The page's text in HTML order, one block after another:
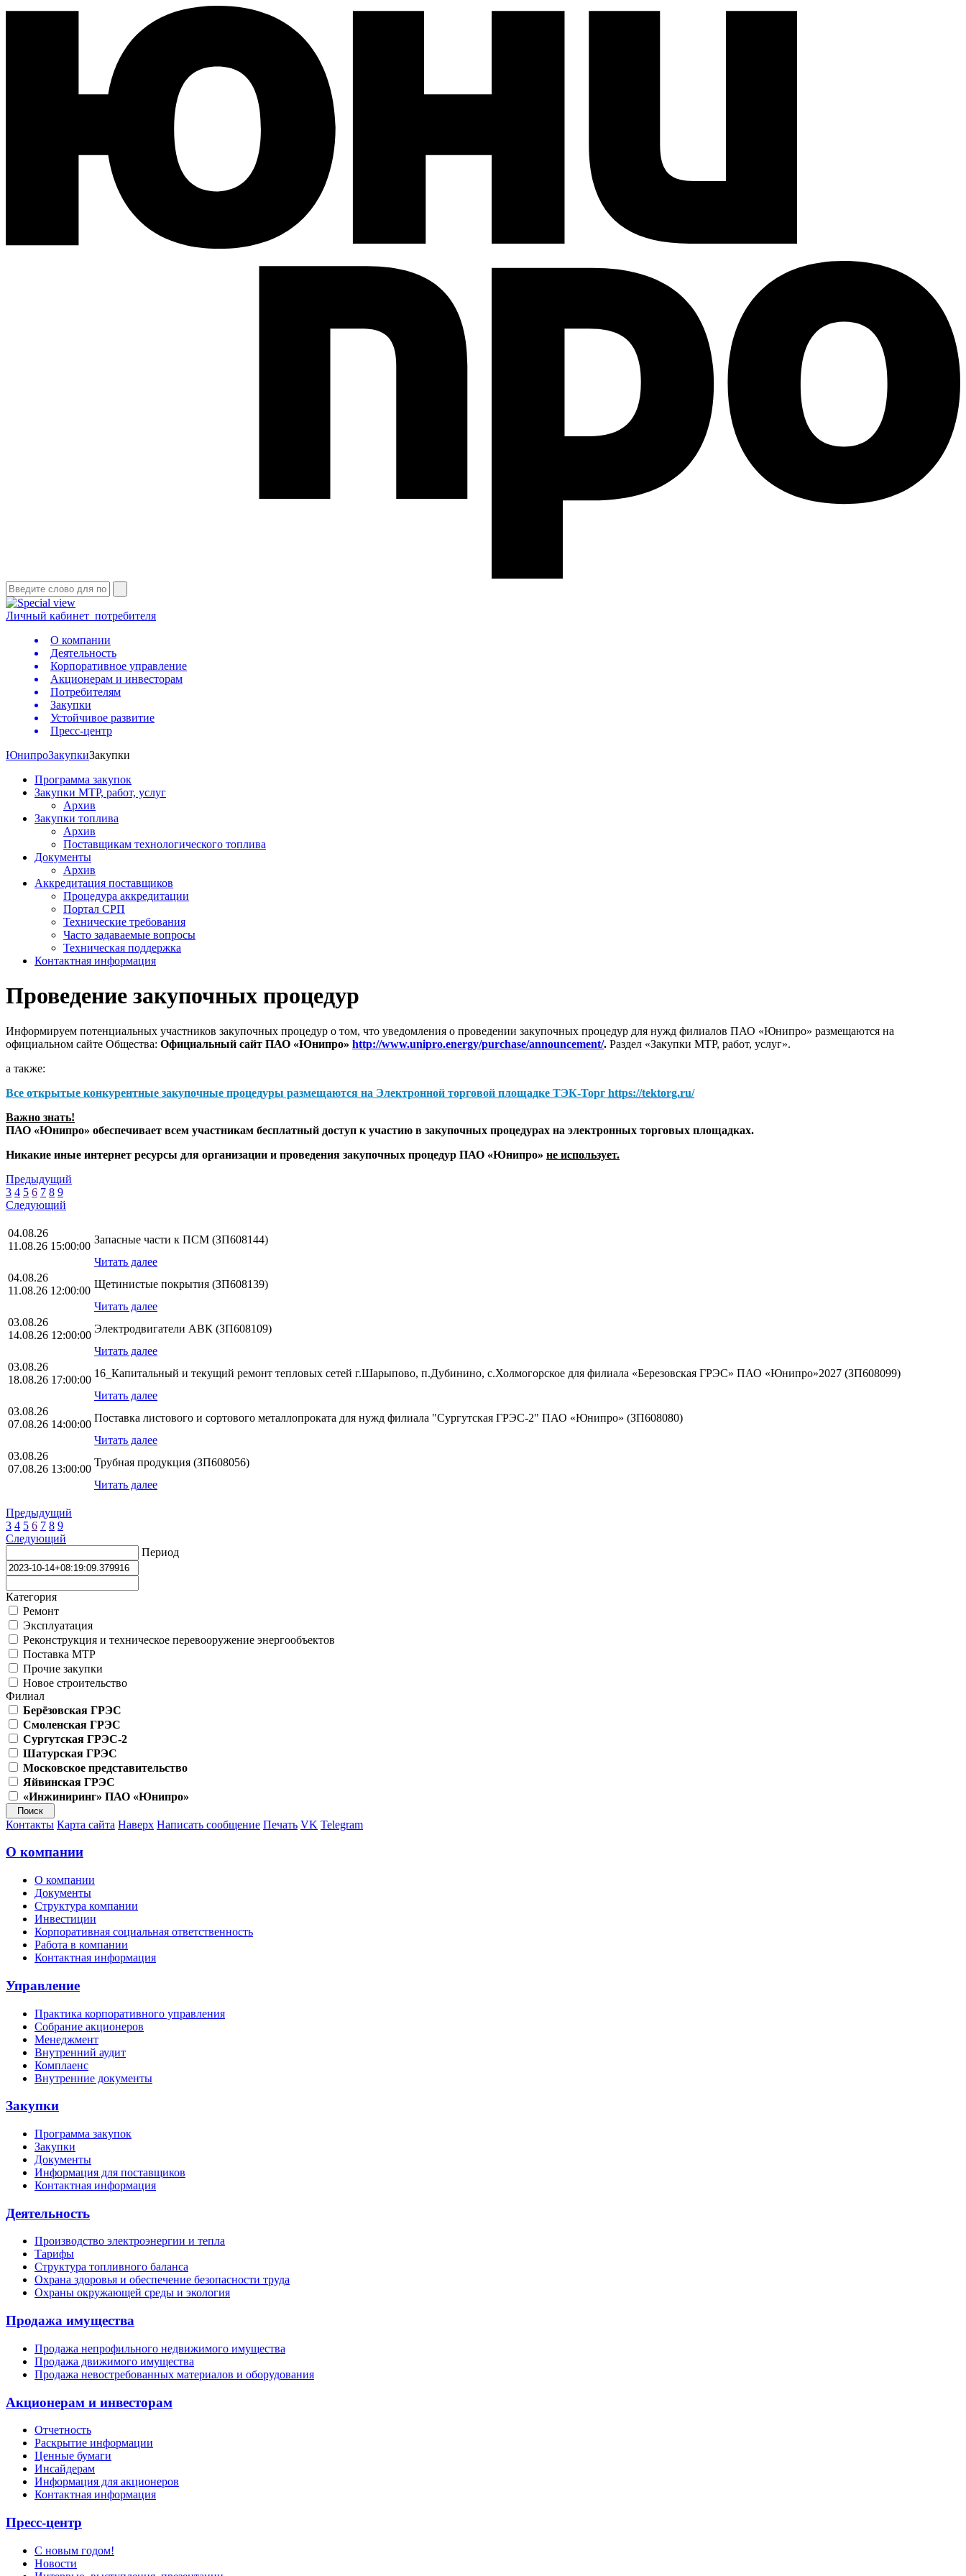
Личный кабинет потребителя
О компании
Деятельность
Корпоративное управление
Акционерам и инвесторам
Потребителям
Закупки
Устойчивое развитие
Пресс-центр
ЮнипроЗакупкиЗакупки
Программа закупок
Закупки МТР, работ, услуг
Архив
Закупки топлива
Архив
Поставщикам технологического топлива
Документы
Архив
Аккредитация поставщиков
Процедура аккредитации
Портал СРП
Технические требования
Часто задаваемые вопросы
Техническая поддержка
Контактная информация
Проведение закупочных процедур
Информируем потенциальных участников закупочных процедур о том, что уведомления о проведении закупочных процедур для нужд филиалов ПАО «Юнипро» размещаются на
официальном сайте Общества: Официальный сайт ПАО «Юнипро» http://www.unipro.energy/purchase/announcement/. Раздел «Закупки МТР, работ, услуг».
а также:
Все открытые конкурентные закупочные процедуры размещаются на Электронной торговой площадке ТЭК-Торг https://tektorg.ru/
Важно знать!
ПАО «Юнипро» обеспечивает всем участникам бесплатный доступ к участию в закупочных процедурах на электронных торговых площадках.
Никакие иные интернет ресурсы для организации и проведения закупочных процедур ПАО «Юнипро» не использует.
Предыдущий
3 4 5 6 7 8 9
Следующий
04.08.26
11.08.26 15:00:00
Запасные части к ПСМ (ЗП608144)
Читать далее
04.08.26
11.08.26 12:00:00
Щетинистые покрытия (ЗП608139)
Читать далее
03.08.26
14.08.26 12:00:00
Электродвигатели АВК (ЗП608109)
Читать далее
03.08.26
18.08.26 17:00:00
16_Капитальный и текущий ремонт тепловых сетей г.Шарыпово, п.Дубинино, с.Холмогорское для филиала «Березовская ГРЭС» ПАО «Юнипро»2027 (ЗП608099)
Читать далее
03.08.26
07.08.26 14:00:00
Поставка листового и сортового металлопроката для нужд филиала "Сургутская ГРЭС-2" ПАО «Юнипро» (ЗП608080)
Читать далее
03.08.26
07.08.26 13:00:00
Трубная продукция (ЗП608056)
Читать далее
Предыдущий
3 4 5 6 7 8 9
Следующий
Период
Категория
Ремонт
Эксплуатация
Реконструкция и техническое перевооружение энергообъектов
Поставка МТР
Прочие закупки
Новое строительство
Филиал
Берёзовская ГРЭС
Смоленская ГРЭС
Сургутская ГРЭС-2
Шатурская ГРЭС
Московское представительство
Яйвинская ГРЭС
«Инжиниринг» ПАО «Юнипро»
Контакты Карта сайта Наверх Написать сообщение Печать VK Telegram
О компании
О компании
Документы
Структура компании
Инвестиции
Корпоративная социальная ответственность
Работа в компании
Контактная информация
Управление
Практика корпоративного управления
Собрание акционеров
Менеджмент
Внутренний аудит
Комплаенс
Внутренние документы
Закупки
Программа закупок
Закупки
Документы
Информация для поставщиков
Контактная информация
Деятельность
Производство электроэнергии и тепла
Тарифы
Структура топливного баланса
Охрана здоровья и обеспечение безопасности труда
Охраны окружающей среды и экология
Продажа имущества
Продажа непрофильного недвижимого имущества
Продажа движимого имущества
Продажа невостребованных материалов и оборудования
Акционерам и инвесторам
Отчетность
Раскрытие информации
Ценные бумаги
Инсайдерам
Информация для акционеров
Контактная информация
Пресс-центр
С новым годом!
Новости